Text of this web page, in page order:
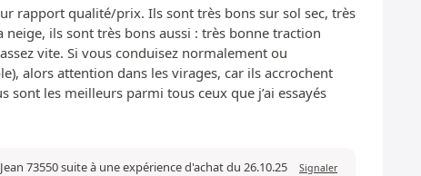
rapport qualité/prix. Ils sont très bons sur sol sec, très
ils sont très bons aussi : très bonne traction
vite. Si vous conduisez normalement ou
alors attention dans les virages, car ils accrochent
sont les meilleurs parmi tous ceux que j’ai essayés
73550 suite à une expérience d'achat du 26.10.25 Signaler